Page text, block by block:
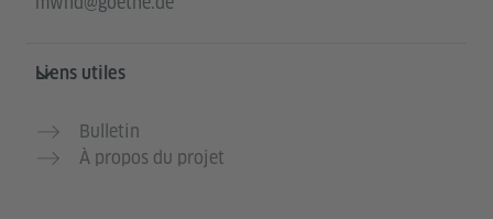
Liens utiles
Bulletin
À propos du projet